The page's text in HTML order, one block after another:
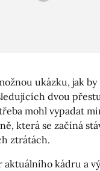
ukázku, jak by
dvou
mohl vypadat
která se začíná
ztrátách.
aktuálního kádru a